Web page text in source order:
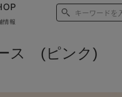
情報
ス (ピンク)